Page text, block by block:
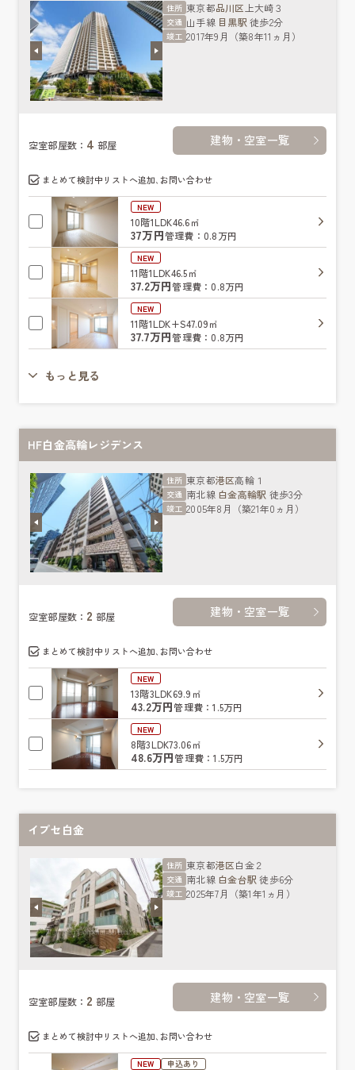
住所 東京都品川区 上大崎３
交通 山手線 目黒駅 徒歩2分
竣工 2017年9月（築8年11ヵ月）
空室部屋数： 4 部屋 建物・空室一覧
まとめて検討中リストへ追加､お問い合わせ
NEW
10階1LDK46.6㎡
37万円管理費：0.8万円
NEW
11階1LDK46.5㎡
37.2万円管理費：0.8万円
NEW
11階1LDK+S47.09㎡
37.7万円管理費：0.8万円
もっと見る
HF白金高輪レジデンス
住所 東京都港区高輪１
交通 南北線 白金高輪駅 徒歩3分
竣工 2005年8月（築21年0ヵ月）
空室部屋数： 2 部屋 建物・空室一覧
まとめて検討中リストへ追加､お問い合わせ
NEW
13階3LDK69.9㎡
43.2万円管理費：1.5万円
NEW
8階3LDK73.06㎡
48.6万円管理費：1.5万円
イプセ白金
住所 東京都港区白金２
交通 南北線 白金台駅 徒歩6分
竣工 2025年7月（築1年1ヵ月）
空室部屋数： 2 部屋 建物・空室一覧
まとめて検討中リストへ追加､お問い合わせ
NEW 申込あり